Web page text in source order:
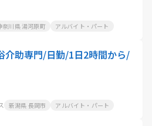
奈川県 湯河原町 アルバイト・パート
介助専門/日勤/1日2時間から/
新潟県 長岡市 アルバイト・パート